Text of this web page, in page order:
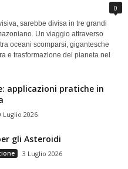
0
sarebbe divisa in tre grandi
Un viaggio attraverso
oceani scomparsi, gigantesche
e trasformazione del pianeta nel
applicazioni pratiche in
Luglio 2026
gli Asteroidi
3 Luglio 2026